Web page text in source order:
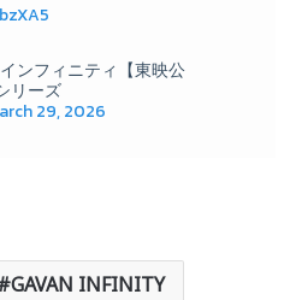
ンフィニティ【東映公
リーズ
29, 2026
GAVAN INFINITY